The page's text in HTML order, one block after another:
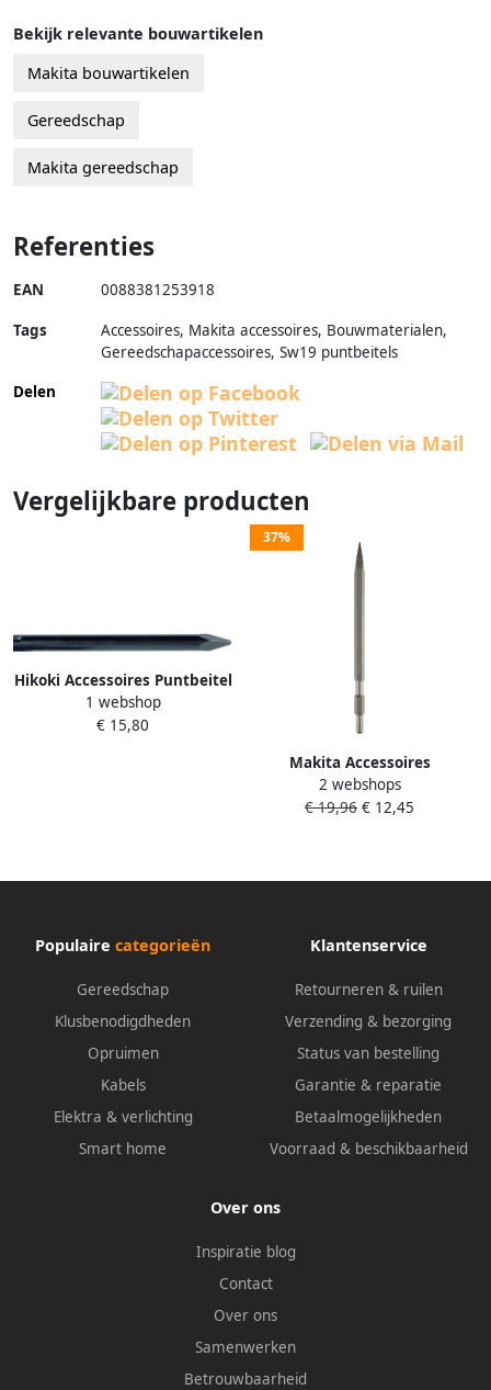
Bekijk relevante bouwartikelen
Makita bouwartikelen
Gereedschap
Makita gereedschap
Referenties
EAN 0088381253918
Tags
Accessoires, Makita accessoires, Bouwmaterialen,
Gereedschapaccessoires, Sw19 puntbeitels
Delen
Vergelijkbare producten
Hikoki Accessoires Puntbeitel
Groot Steekas 400 (Oud
985398) 751562
1 webshop
€ 15,80
37%
Makita Accessoires
Puntbeitel 450mm D-23824
2 webshops
€ 19,96 € 12,45
Populaire categorieën
Gereedschap
Klusbenodigdheden
Opruimen
Kabels
Elektra & verlichting
Smart home
Klantenservice
Retourneren & ruilen
Verzending & bezorging
Status van bestelling
Garantie & reparatie
Betaalmogelijkheden
Voorraad & beschikbaarheid
Over ons
Inspiratie blog
Contact
Over ons
Samenwerken
Betrouwbaarheid